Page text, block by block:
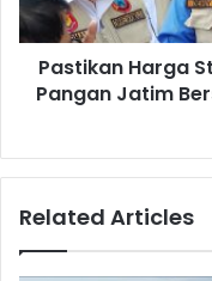
Satgas
Pangan
Jatim
Bersama
KPPU
ke
Pastikan Harga
Pangan Jatim
Related Articles